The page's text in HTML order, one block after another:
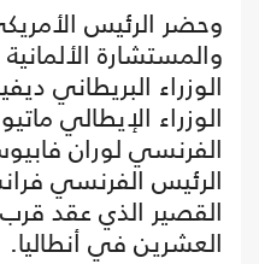
وحضر الرئيس
والمستشارة
الوزراء البريطاني
الوزراء الإيطالي
الفرنسي لوران
الرئيس الفرنسي
القصير الذي عقد
العشرين في أنطاليا.